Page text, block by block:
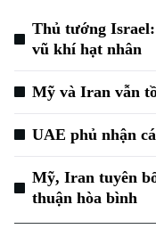
Xu hướng
Thủ tướng
vũ khí hạt nhân
Mỹ và Iran vẫn
UAE phủ nhận
Mỹ, Iran tuyên
thuận hòa bình